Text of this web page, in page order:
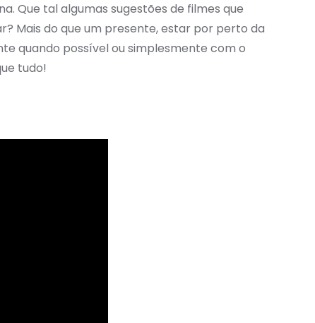
Que tal algumas sugestões de filmes que
Mais do que um presente, estar por perto da
quando possível ou simplesmente com o
tudo!